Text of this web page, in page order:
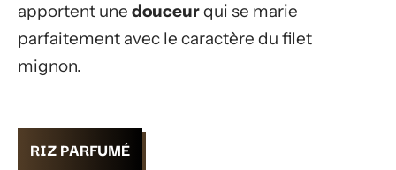
apportent une douceurqui se marie
parfaitement avec le caractère du filet
mignon.
RIZ PARFUMÉ